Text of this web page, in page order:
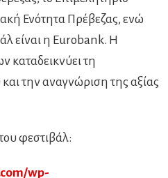
Ενότητα Πρέβεζας, ενώ
είναι η Eurobank. Η
καταδεικνύει τη
την αναγνώριση της αξίας
φεστιβάλ:
wp-